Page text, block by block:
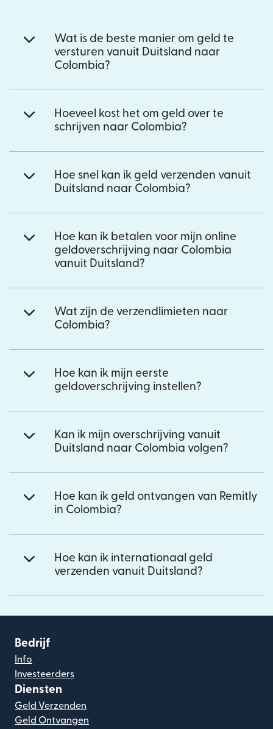
Wat is de beste manier om geld te
versturen vanuit Duitsland naar
Colombia?
Hoeveel kost het om geld over te
schrijven naar Colombia?
Hoe snel kan ik geld verzenden vanuit
Duitsland naar Colombia?
Hoe kan ik betalen voor mijn online
geldoverschrijving naar Colombia
vanuit Duitsland?
Wat zijn de verzendlimieten naar
Colombia?
Hoe kan ik mijn eerste
geldoverschrijving instellen?
Kan ik mijn overschrijving vanuit
Duitsland naar Colombia volgen?
Hoe kan ik geld ontvangen van Remitly
in Colombia?
Hoe kan ik internationaal geld
verzenden vanuit Duitsland?
Bedrijf
Info
Investeerders
Diensten
Geld Verzenden
Geld Ontvangen